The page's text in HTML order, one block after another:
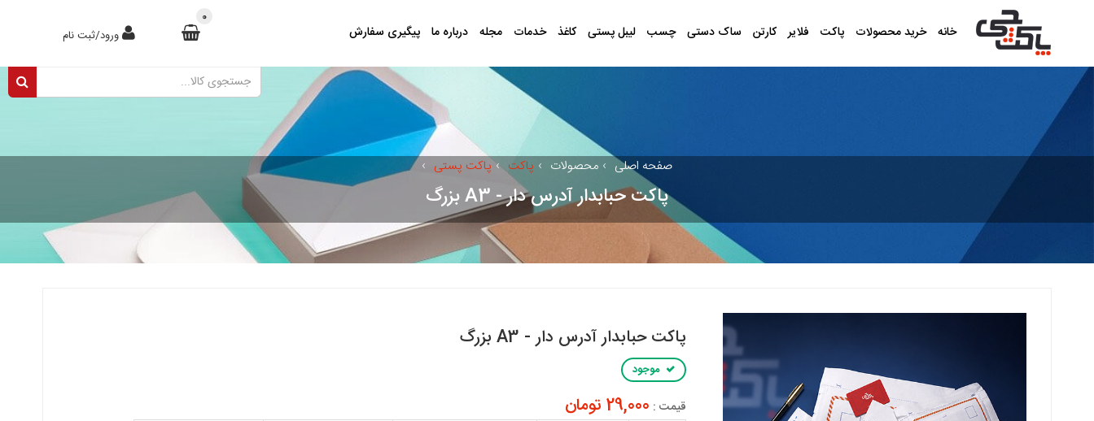
خانه خرید محصولات پاکت فلایر کارتن ساک دستی چسب لیبل پستی کاغذ خدمات مجله درباره ما پیگیری سفارش ورود/ثبت نام
0
صفحه اصلی › محصولات › پاکت › پاکت پستی ›
پاکت حبابدار آدرس دار - A3 بزرگ
پاکت حبابدار آدرس دار - A3 بزرگ
موجود
قیمت : 29,000 تومان